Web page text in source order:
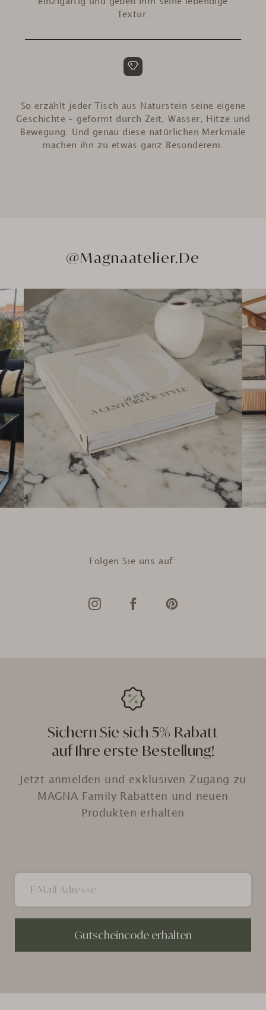
Textur.
So erzählt jeder Tisch aus Naturstein seine eigene
Geschichte – geformt durch Zeit, Wasser, Hitze und
Bewegung. Und genau diese natürlichen Merkmale
machen ihn zu etwas ganz Besonderem.
@Magnaatelier.de
Folgen Sie uns auf:
Sichern Sie sich 5% Rabatt
auf Ihre erste Bestellung!
Jetzt anmelden und exklusiven Zugang zu
MAGNA Family Rabatten und neuen
Produkten erhalten
Gutscheincode erhalten